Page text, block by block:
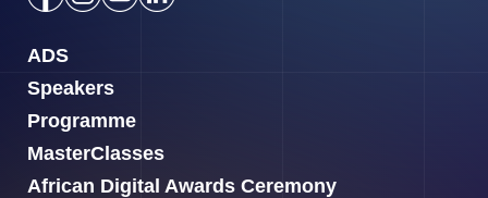
ADS
Speakers
Programme
MasterClasses
African Digital Awards Ceremony